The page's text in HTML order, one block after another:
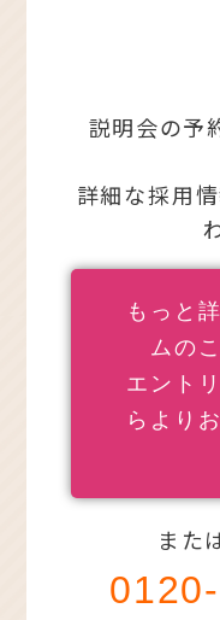
説明会の予
詳細な採用
もっと
ムの
エント
らより
また